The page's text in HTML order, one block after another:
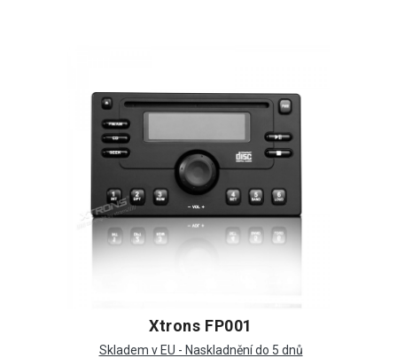
Xtrons FP001
Skladem v EU - Naskladnění do 5 dnů